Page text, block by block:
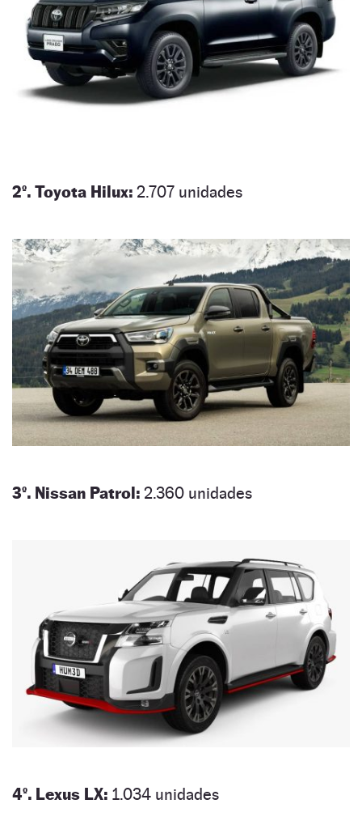
2º. Toyota Hilux: 2.707 unidades
3º. Nissan Patrol: 2.360 unidades
4º. Lexus LX: 1.034 unidades